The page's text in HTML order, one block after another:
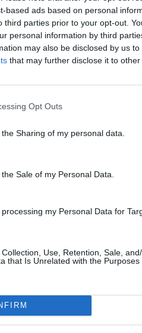
based ads based on personal
third parties prior to your opt-out.
personal information by third
may also be disclosed by us
that may further disclose it to other
Opt Outs
Sharing of my personal data.
Sale of my Personal Data.
my Personal Data for
Use, Retention, Sale,
that Is Unrelated with the Purposes